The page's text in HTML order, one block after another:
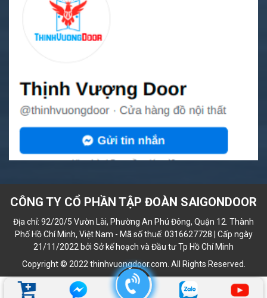
CÔNG TY CỔ PHẦN TẬP ĐOÀN SAIGONDOOR
Địa chỉ: 92/20/5 Vườn Lài, Phường An Phú Đông, Quận 12. Thành
Phố Hồ Chí Minh, Việt Nam - Mã số thuế: 0316627728 | Cấp ngày
21/11/2022 bởi Sở kế hoạch và Đầu tư Tp Hồ Chí Minh
Copyright © 2022 thinhvuongdoor.com. All Rights Reserved.